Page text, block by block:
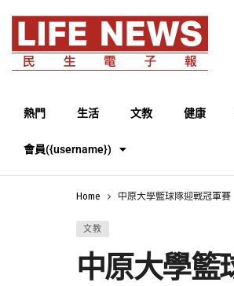
熱門 生活 文教 健康
會員({username})
Home 中原大學籃球隊迎戰冠軍
文教
中原大學